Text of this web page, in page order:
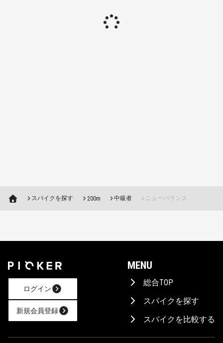
AIに相談！
スパイクを探す 200m 中級者 ニューバランス
ログイン
新規会員登録
MENU
総合TOP
スパイクを探す
スパイクを比較する